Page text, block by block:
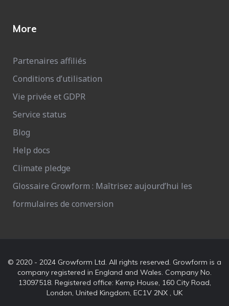
More
Partenaires affiliés
Conditions d’utilisation
Vie privée et GDPR
Service status
Blog
Help docs
Climate pledge
Glossaire Growform : Maîtrisez aujourd’hui les
formulaires de conversion
© 2020 - 2024 Growform Ltd. All rights reserved. Growform is a
company registered in England and Wales. Company No.
13097518. Registered office: Kemp House, 160 City Road,
London, United Kingdom, EC1V 2NX , UK